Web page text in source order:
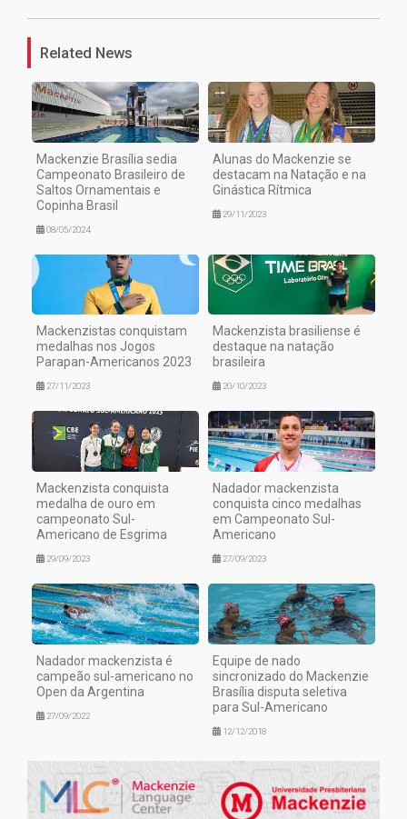
Related News
Mackenzie Brasília sedia
Campeonato Brasileiro de
Saltos Ornamentais e
Copinha Brasil
08/05/2024
Alunas do Mackenzie se
destacam na Natação e na
Ginástica Rítmica
29/11/2023
Mackenzistas conquistam
medalhas nos Jogos
Parapan-Americanos 2023
27/11/2023
Mackenzista brasiliense é
destaque na natação
brasileira
20/10/2023
Mackenzista conquista
medalha de ouro em
campeonato Sul-
Americano de Esgrima
29/09/2023
Nadador mackenzista
conquista cinco medalhas
em Campeonato Sul-
Americano
27/09/2023
Nadador mackenzista é
campeão sul-americano no
Open da Argentina
27/09/2022
Equipe de nado
sincronizado do Mackenzie
Brasília disputa seletiva
para Sul-Americano
12/12/2018